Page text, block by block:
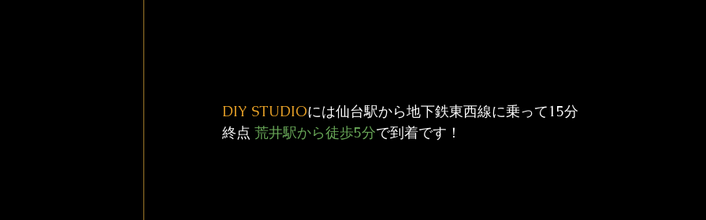
DIY STUDIOには仙台駅から地下鉄東西線に乗って15分
終点 荒井駅から徒歩5分で到着です！